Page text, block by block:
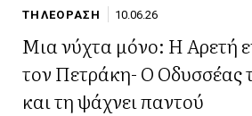
ΤΗΛΕΟΡΑΣΗ 10.06.26
Μια νύχτα μόνο: Η Αρετή
τον Πετράκη- Ο Οδυσσέας
και τη ψάχνει παντού